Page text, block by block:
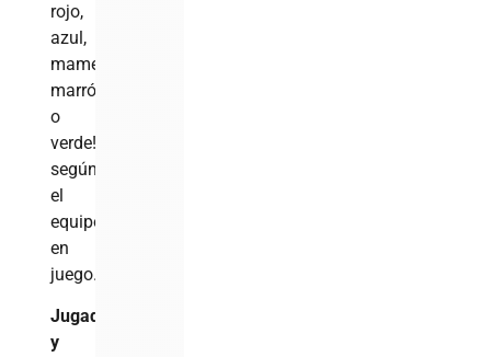
rojo,
azul,
mamey,
marrón
o
verde!”…
según
el
equipo
en
juego.
Jugador
y